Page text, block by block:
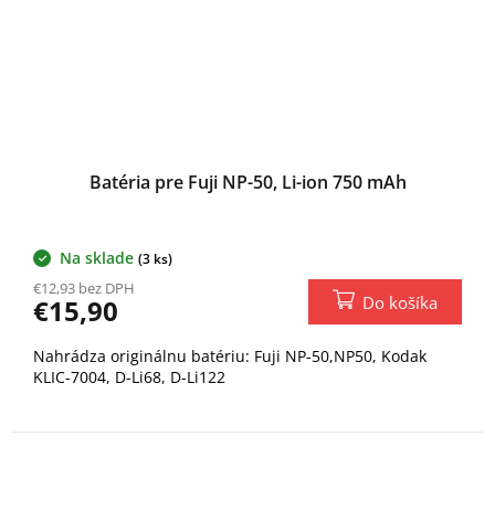
Batéria pre Fuji NP-50, Li-ion 750 mAh
Na sklade (3 ks)
€12,93 bez DPH
€15,90 Do košíka
Nahrádza originálnu batériu: Fuji NP-50,NP50, Kodak
KLIC-7004, D-Li68, D-Li122